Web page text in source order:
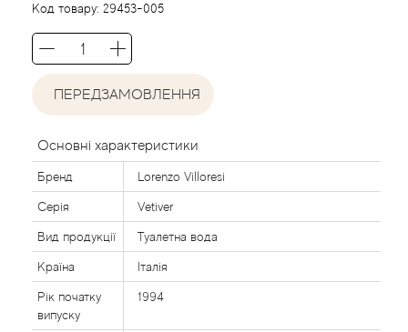
Код товару: 29453-005
ПЕРЕДЗАМОВЛЕННЯ
Основні характеристики
Бренд Lorenzo Villoresi
Серія Vetiver
Вид продукції Туалетна вода
Країна Італія
Рік початку
випуску
1994
Acqua di Parma
Acqua di Sardegna
Adidas
Aedes de Venustas
Aerin Lauder
Affinessence
Afnan